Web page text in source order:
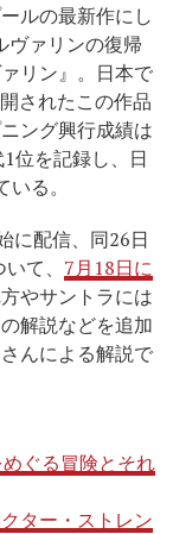
ルの最新作にし
ヴァリンの復帰
リン』。日本で
されたこの作品
ング興行成績は
位を記録し、日
る。
に配信、同26日
て、 7月18日に
やサントラには
解説などを追加
んによる解説で
ぐる冒険とそれ
ター・ストレン